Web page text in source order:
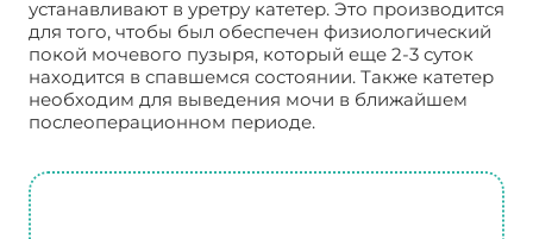
устанавливают в уретру катетер. Это производится
для того, чтобы был обеспечен физиологический
покой мочевого пузыря, который еще 2-3 суток
находится в спавшемся состоянии. Также катетер
необходим для выведения мочи в ближайшем
послеоперационном периоде.